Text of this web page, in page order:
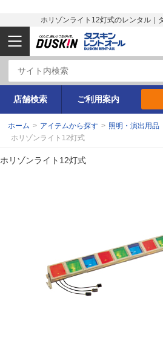
ホリゾンライト12灯式のレンタル｜
店舗検索 ご利用案内
ホーム > アイテムから探す > 照明・演出用品
ホリゾンライト12灯式
ホリゾンライト12灯式